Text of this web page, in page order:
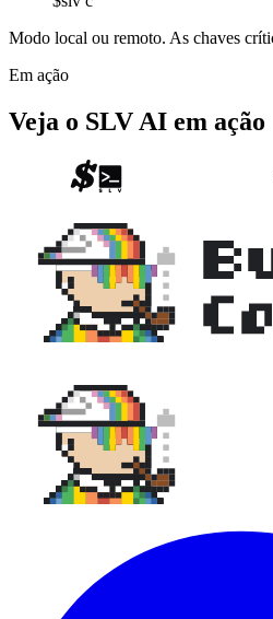
Modo local ou remoto. As chaves
Em ação
Veja o SLV AI em ação